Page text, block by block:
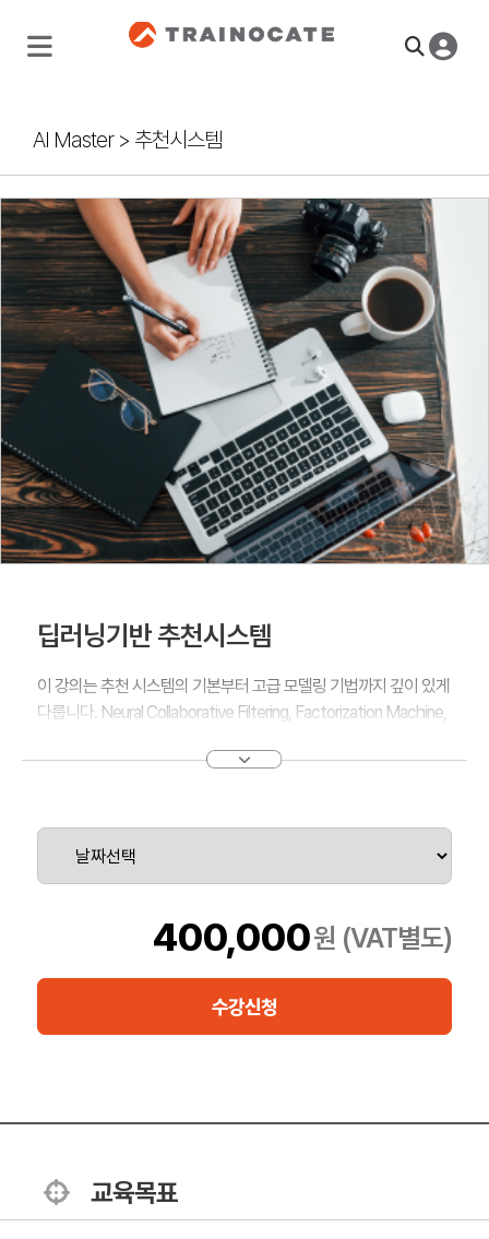
AI Master> 추천시스템
딥러닝기반 추천시스템
이 강의는 추천 시스템의 기본부터 고급 모델링 기법까지 깊이 있게
다룹니다. Neural Collaborative Filtering, Factorization Machine,
측하는 방법을 배우며, 실습을 통해 이론을 실제 애플리케이션에 적
시스템을 개발하여 개인화된 추천 알고리즘 구축 및 다양한 사용자
행동의 모델링 방법을 학습합니다. 혁신적인 추천 시스템을 만들고
금 바로 시작하여 추천 시스템 전문가로 거듭나세요!
400,000원 (VAT별도)
수강신청
교육목표